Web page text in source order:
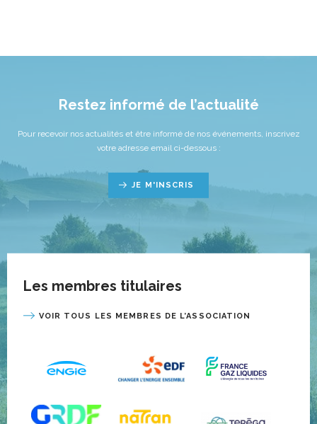
Restez informé de l’actualité
Pour recevoir nos actualités et être informé de nos événements, inscrivez
votre adresse email ci-dessous :
JE M'INSCRIS
Les membres titulaires
VOIR TOUS LES MEMBRES DE L’ASSOCIATION